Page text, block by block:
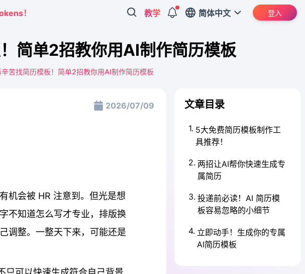
！ 教学 简体中文 登入
简单2招教你用AI制作简历模板
辛苦找简历模板！简单2招教你用AI制作简历模板
2026/07/09
机会被 HR 注意到。但光是想
不知道怎么写才专业，排版换
调整。一整天下来，可能还是
文章目录
1. 5大免费简历模板制作工
具推荐！
2. 两招让AI帮你快速生成专
属简历
3. 投递前必读！AI 简历模
板容易忽略的小细节
4. 立即动手！生成你的专属
AI简历模板